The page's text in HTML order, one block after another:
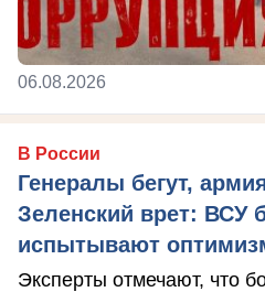
06.08.2026
В России
Генералы бегут,
Зеленский врет: ВСУ
испытывают
Эксперты отмечают, что